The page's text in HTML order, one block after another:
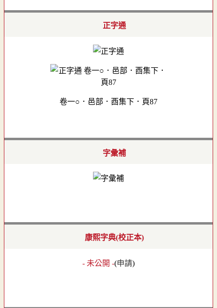
正字通
卷一○．邑部．酉集下．頁87
字彙補
康熙字典(校正本)
- 未公開 -(申請)